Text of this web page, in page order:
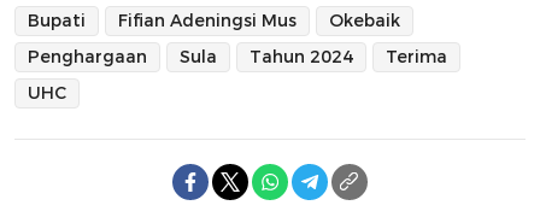
Bupati Fifian Adeningsi Mus
Okebaik
Penghargaan
Sula Tahun 2024
Terima
UHC